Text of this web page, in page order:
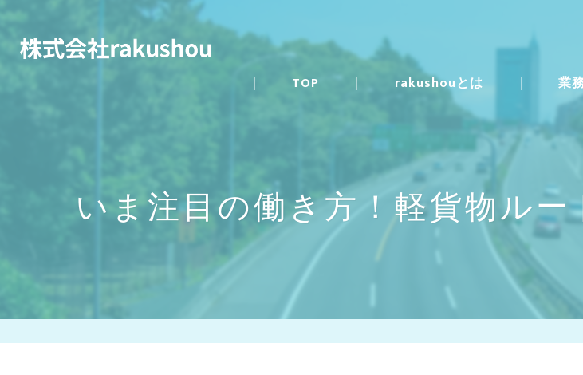
TOP rakushouとは 業
いま注目の働き方！軽貨物ル